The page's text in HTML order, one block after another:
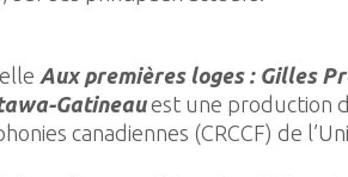
Aux premières loges : Gilles
Gatineauest une production
canadiennes (CRCCF) de